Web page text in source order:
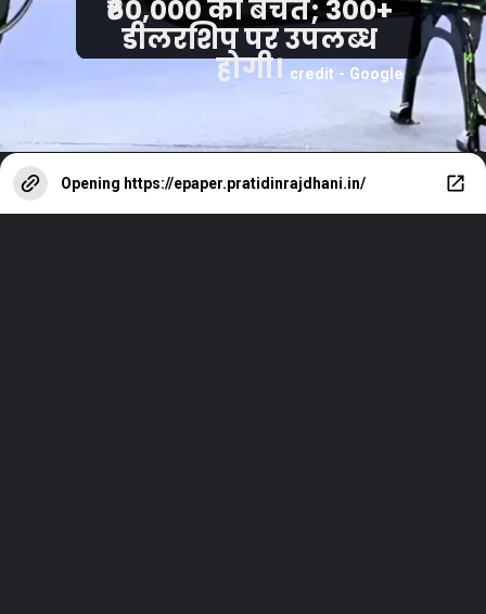
₹60,000 की बचत; 300+
डीलरशिप पर उपलब्ध
होगी। credit - Google
Opening https://epaper.pratidinrajdhani.in/